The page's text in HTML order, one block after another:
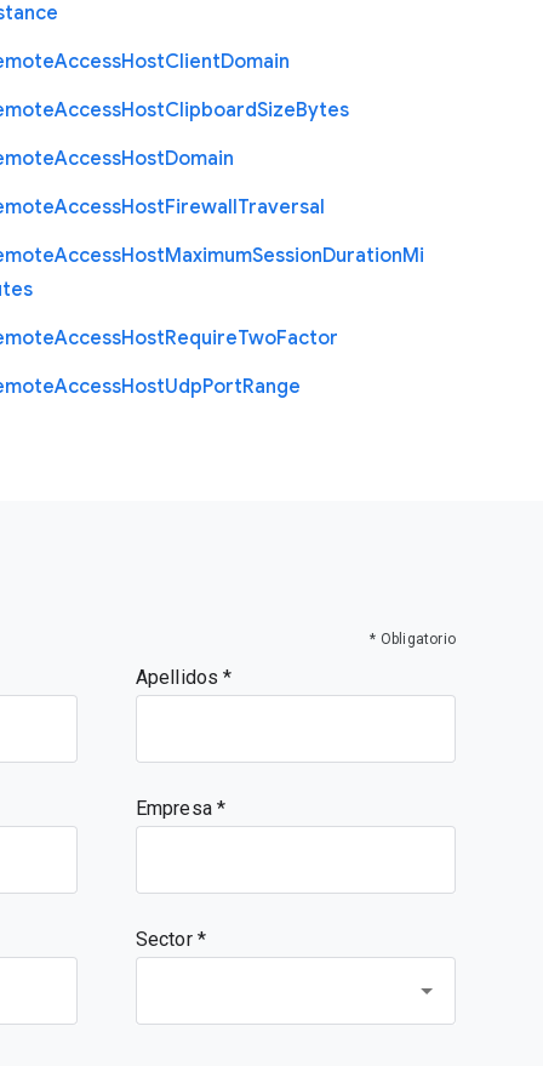
AccessHostClientDomain
AccessHostClipboardSizeBytes
AccessHostDomain
AccessHostFirewallTraversal
AccessHostMaximumSessionDurationMi
AccessHostRequireTwoFactor
AccessHostUdpPortRange
* Obligatorio
Apellidos
Empresa
Sector *